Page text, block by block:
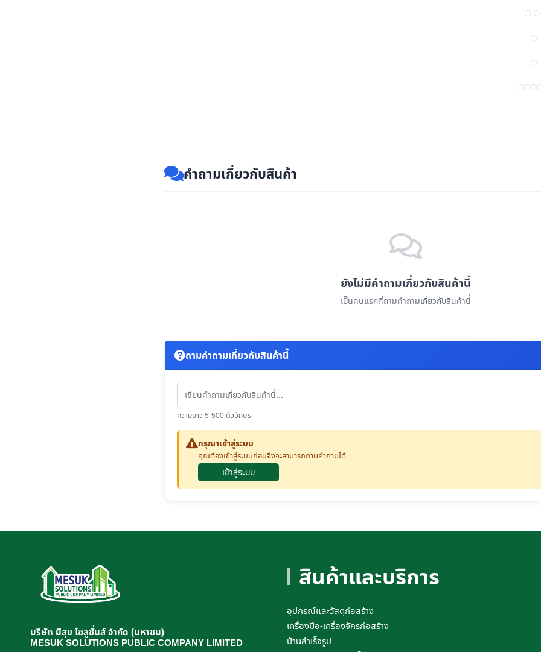
คำถามเกี่ยวกับสินค้า
ยังไม่มีคำถามเกี่ยวกับสินค้านี้
เป็นคนแรกที่ถามคำถามเกี่ยวกับสินค้านี้
ถามคำถามเกี่ยวกับสินค้านี้
ความยาว 5-500 ตัวอักษร
กรุณาเข้าสู่ระบบ
คุณต้องเข้าสู่ระบบก่อนจึงจะสามารถถามคำถามได้
เข้าสู่ระบบ
บริษัท มีสุข โซลูชั่นส์ จำกัด (มหาชน)
MESUK SOLUTIONS PUBLIC COMPANY LIMITED
สินค้าและบริการ
อุปกรณ์และวัสดุก่อสร้าง
เครื่องมือ-เครื่องจักรก่อสร้าง
บ้านสำเร็จรูป